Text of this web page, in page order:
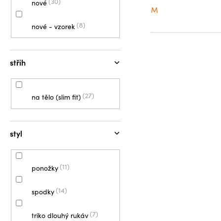
nové
nové - vzorek 8
střih
na tělo (slim fit) 27
styl
ponožky 11
spodky 14
triko dlouhý rukáv 7
M